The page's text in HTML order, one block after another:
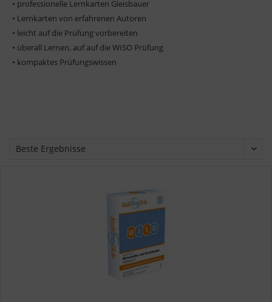
• professionelle Lernkarten Gleisbauer
• Lernkarten von erfahrenen Autoren
• leicht auf die Prüfung vorbereiten
• überall Lernen, auf auf die WISO Prüfung
• kompaktes Prüfungswissen